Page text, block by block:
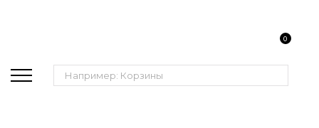
Поиск:
0